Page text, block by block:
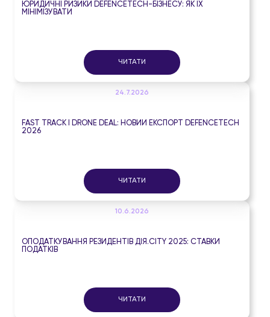
ЮРИДИЧНІ РИЗИКИ DEFENCETECH-БІЗНЕСУ: ЯК ЇХ
МІНІМІЗУВАТИ
ЧИТАТИ
24.7.2026
FAST TRACK І DRONE DEAL: НОВИЙ ЕКСПОРТ DEFENCETECH
2026
ЧИТАТИ
10.6.2026
ОПОДАТКУВАННЯ РЕЗИДЕНТІВ ДІЯ.CITY 2025: СТАВКИ
ПОДАТКІВ
ЧИТАТИ